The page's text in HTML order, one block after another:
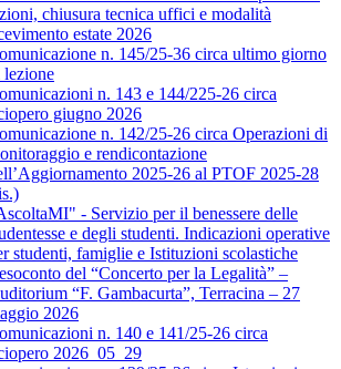
chiusura tecnica uffici e modalità
estate 2026
n. 145/25-36 circa ultimo giorno
lezione
n. 143 e 144/225-26 circa
giugno 2026
n. 142/25-26 circa Operazioni di
e rendicontazione
2025-26 al PTOF 2025-28
- Servizio per il benessere delle
e degli studenti. Indicazioni operative
studenti, famiglie e Istituzioni scolastiche
del “Concerto per la Legalità” –
“F. Gambacurta”, Terracina – 27
2026
n. 140 e 141/25-26 circa
2026_05_29